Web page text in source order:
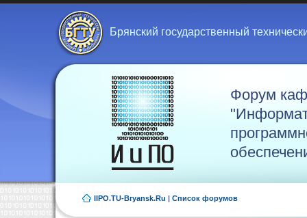
Брянский государственный
Форум
IIPO.TU-Bryansk.Ru | Список форумов